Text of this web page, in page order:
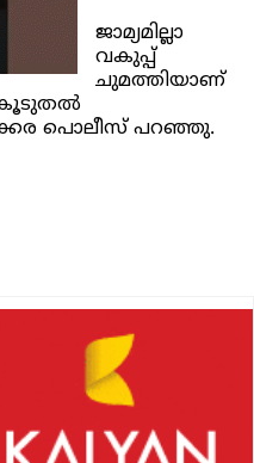
ജാമ്യമില്ലാ
വകുപ്പ്
ചുമത്തിയാണ്
കൂടുതൽ
പൊലീസ് പറഞ്ഞു.